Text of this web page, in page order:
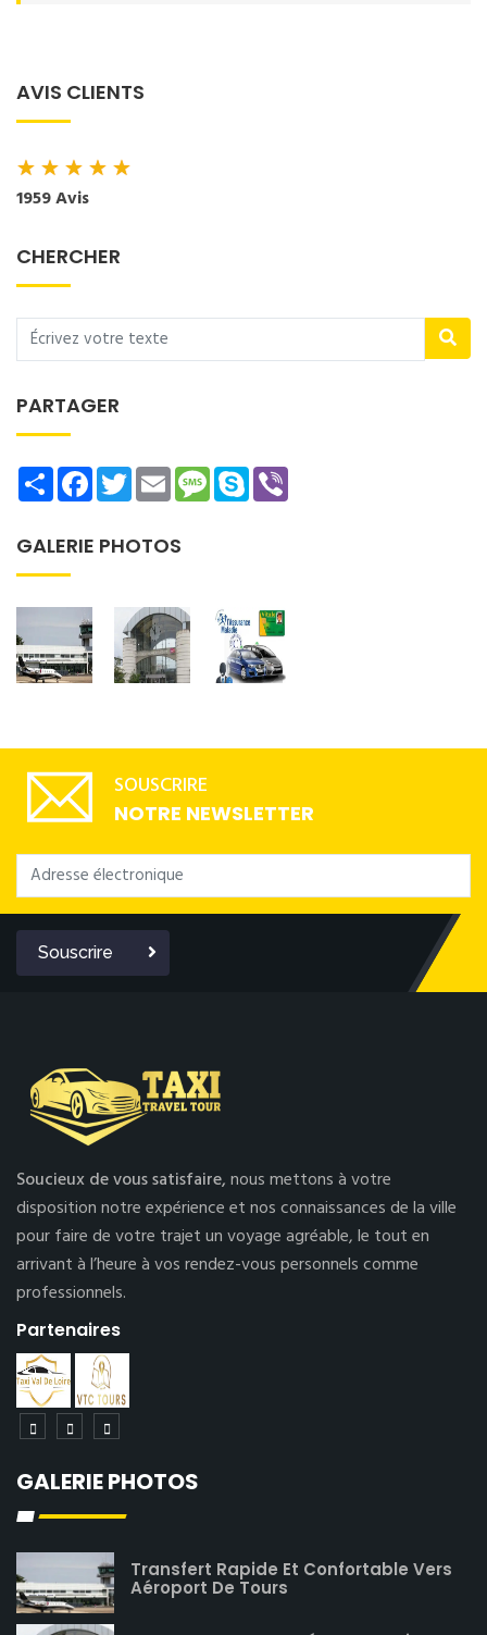
AVIS CLIENTS
★★★★★
1959 Avis
CHERCHER
PARTAGER
ShareFacebookTwitterEmailMessage
Skype
GALERIE PHOTOS
SOUSCRIRE
NOTRE NEWSLETTER
Souscrire
Soucieux de vous satisfaire,nous mettons à votre
disposition notre expérience et nos connaissances de la ville
pour faire de votre trajet un voyage agréable, le tout en
arrivant à l’heure à vos rendez-vous personnels comme
professionnels.
Partenaires
GALERIE PHOTOS
Transfert Rapide Et Confortable Vers
Aéroport De Tours